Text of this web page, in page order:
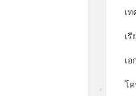
เ
เ
เอ
โค